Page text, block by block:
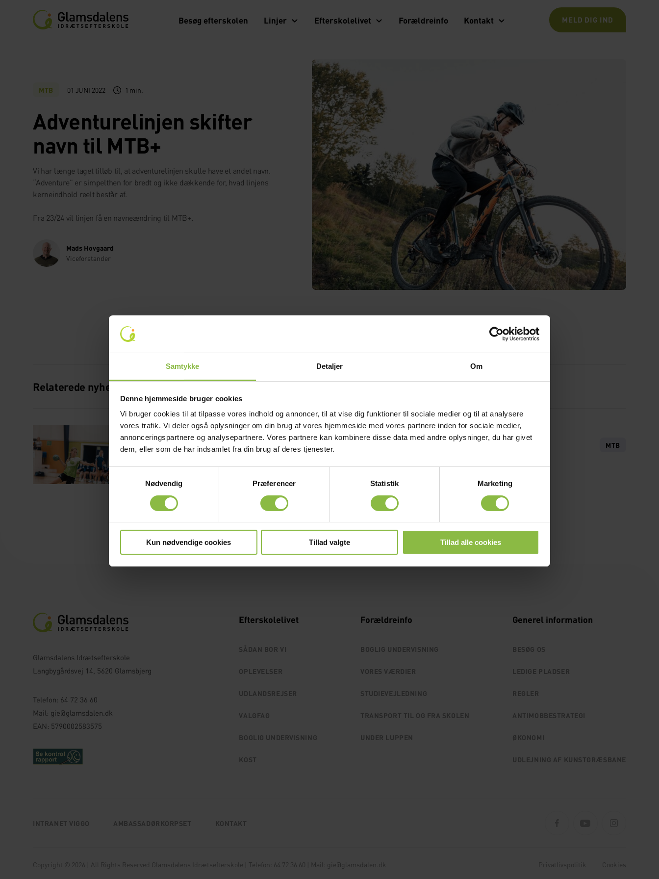
Samtykke Detaljer Om
Denne hjemmeside bruger cookies
Vi bruger cookies til at tilpasse vores indhold og annoncer, til at vise dig funktioner til sociale medier og til at analysere
vores trafik. Vi deler også oplysninger om din brug af vores hjemmeside med vores partnere inden for sociale medier,
annonceringspartnere og analysepartnere. Vores partnere kan kombinere disse data med andre oplysninger, du har givet
dem, eller som de har indsamlet fra din brug af deres tjenester.
Samtykkevalg
Nødvendig
Præferencer Statistik Marketing
Kun nødvendige cookies Tillad valgte Tillad alle cookies
Besøg efterskolen Linjer Efterskolelivet Forældreinfo Kontakt MELD DIG IND
MTB 01 JUNI 2022 1 min.
Adventurelinjen skifter
navn til MTB+
Vi har længe taget tilløb til, at adventurelinjen skulle have et andet navn.
“Adventure” er simpelthen for bredt og ikke dækkende for, hvad linjens
kerneindhold reelt består af.
Fra 23/24 vil linjen få en navneændring til MTB+.
Mads Hovgaard
Viceforstander
Relaterede nyheder
26. maj 2025
Skal du have en af de sidste pladser på den
LÆS MERE
MTB
Glamsdalens Idrætsefterskole
Langbygårdsvej 14, 5620 Glamsbjerg
Telefon: 64 72 36 60
Mail: gie@glamsdalen.dk
EAN: 5790002583575
Efterskolelivet
SÅDAN BOR VI
OPLEVELSER
UDLANDSREJSER
VALGFAG
BOGLIG UNDERVISNING
KOST
Forældreinfo
BOGLIG UNDERVISNING
VORES VÆRDIER
STUDIEVEJLEDNING
TRANSPORT TIL OG FRA SKOLEN
UNDER LUPPEN
Generel information
BESØG OS
LEDIGE PLADSER
REGLER
ANTIMOBBESTRATEGI
ØKONOMI
UDLEJNING AF KUNSTGRÆSBANE
INTRANET VIGGO AMBASSADØRKORPSET KONTAKT
Copyright © 2026 | All Rights Reserved Glamsdalens Idrætsefterskole | Telefon: 64 72 36 60 | Mail: gie@glamsdalen.dk Privatlivspolitik Cookies